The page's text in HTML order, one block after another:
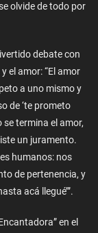
olvide de todo por
debate con
el amor: “El amor
a uno mismo y
de ‘te prometo
se termina el amor,
un juramento.
humanos: nos
de pertenencia, y
acá llegué’”.
en el